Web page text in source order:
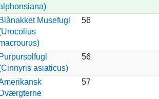
Blånakket Musefugl
56
Purpursolfugl
asiaticus)
56
Dværgterne
57